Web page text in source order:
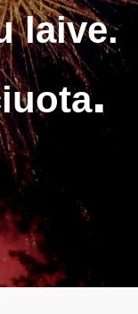
laive.
.